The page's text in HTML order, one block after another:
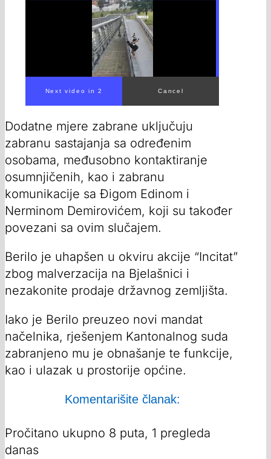
Dodatne mjere zabrane uključuju
zabranu sastajanja sa određenim
osobama, međusobno kontaktiranje
osumnjičenih, kao i zabranu
komunikacije sa Đigom Edinom i
Nerminom Demirovićem, koji su također
povezani sa ovim slučajem.
Berilo je uhapšen u okviru akcije “Incitat”
zbog malverzacija na Bjelašnici i
nezakonite prodaje državnog zemljišta.
Iako je Berilo preuzeo novi mandat
načelnika, rješenjem Kantonalnog suda
zabranjeno mu je obnašanje te funkcije,
kao i ulazak u prostorije općine.
Komentarišite članak:
Pročitano ukupno 8 puta, 1 pregleda
danas